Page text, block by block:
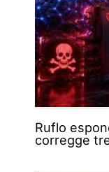
Ruflo
corregge